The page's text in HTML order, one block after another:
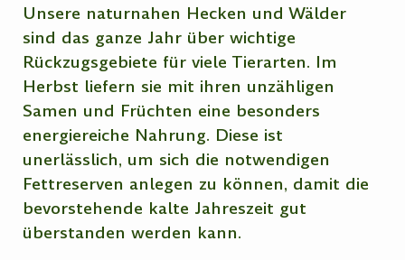
Unsere naturnahen Hecken und Wälder
sind das ganze Jahr über wichtige
Rückzugsgebiete für viele Tierarten. Im
Herbst liefern sie mit ihren unzähligen
Samen und Früchten eine besonders
energiereiche Nahrung. Diese ist
unerlässlich, um sich die notwendigen
Fettreserven anlegen zu können, damit die
bevorstehende kalte Jahreszeit gut
überstanden werden kann.